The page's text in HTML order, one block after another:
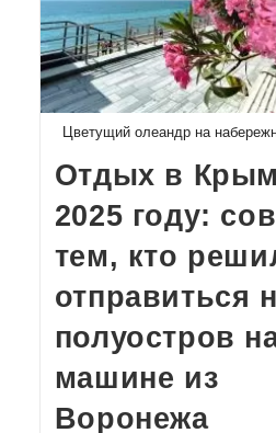
Цветущий олеандр на
Отдых в
2025 году:
тем, кто
отправиться
полуостров
машине из
Воронежа